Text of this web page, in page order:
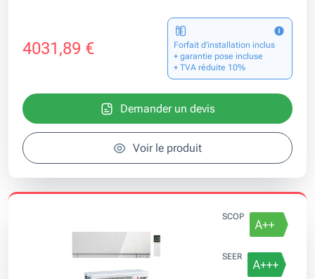
4031,89 €
Forfait d’installation inclus
+ garantie pose incluse
+ TVA réduite 10%
Demander un devis
Voir le produit
SCOP
SEER